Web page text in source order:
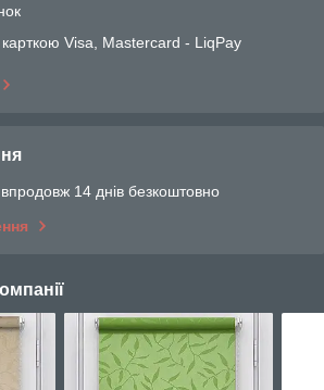
Visa, Mastercard - LiqPay
14 днів безкоштовно